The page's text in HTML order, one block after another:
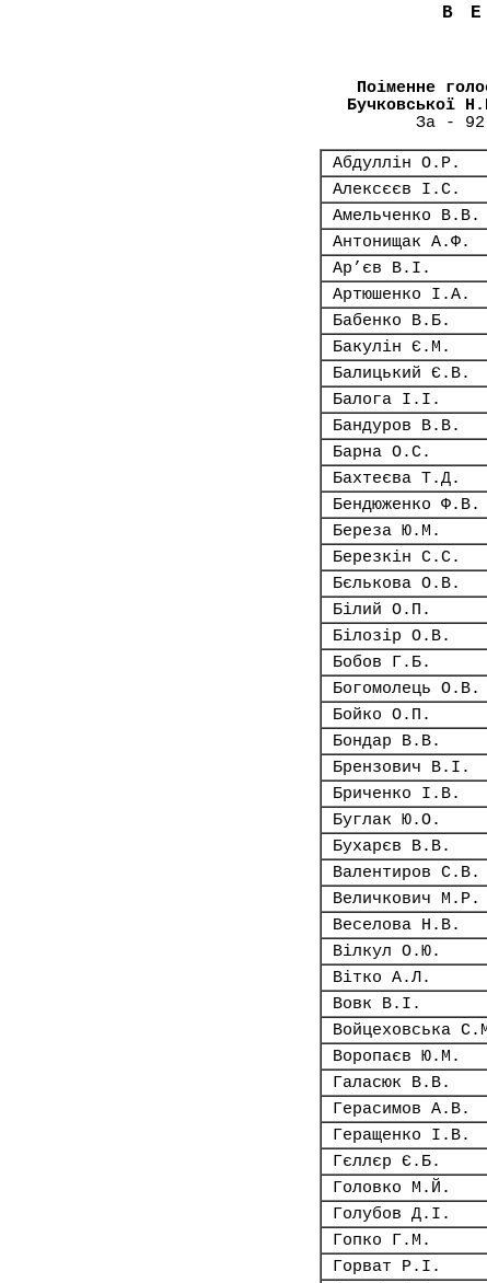
Поіменне
Бучковської
За - 92
Абдуллін О.Р.
Алексєєв І.С.
Амельченко В.В.
Антонищак А.Ф.
Ар’єв В.І.
Артюшенко І.А.
Бабенко В.Б.
Бакулін Є.М.
Балицький Є.В.
Балога І.І.
Бандуров В.В.
Барна О.С.
Бахтеєва Т.Д.
Бендюженко Ф.В.
Береза Ю.М.
Березкін С.С.
Бєлькова О.В.
Білий О.П.
Білозір О.В.
Бобов Г.Б.
Богомолець О.В.
Бойко О.П.
Бондар В.В.
Брензович В.І.
Бриченко І.В.
Буглак Ю.О.
Бухарєв В.В.
Валентиров С.В.
Величкович М.Р.
Веселова Н.В.
Вілкул О.Ю.
Вітко А.Л.
Вовк В.І.
Войцеховська
Воропаєв Ю.М.
Галасюк В.В.
Герасимов А.В.
Геращенко І.В.
Гєллєр Є.Б.
Головко М.Й.
Голубов Д.І.
Гопко Г.М.
Горват Р.І.